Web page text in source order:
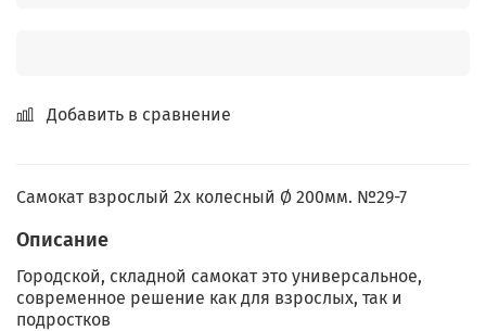
Добавить в сравнение
Самокат взрослый 2х колесный Ø 200мм. №29-7
Описание
Городской, складной самокат это универсальное,
современное решение как для взрослых, так и
подростков